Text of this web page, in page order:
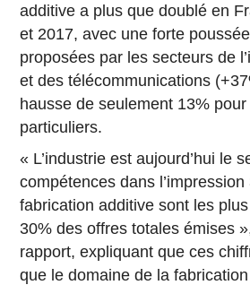
additive a plus que doublé en
et 2017, avec une forte
proposées par les secteurs de
et des télécommunications
hausse de seulement 13%
particuliers.
« L’industrie est aujourd’hui le
compétences dans l’impression
fabrication additive sont les
30% des offres totales émises
rapport, expliquant que ces
que le domaine de la